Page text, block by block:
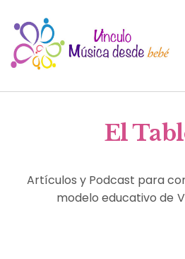
El
Artículos y Podcast para
modelo educativo de